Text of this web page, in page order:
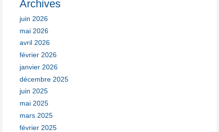
Archives
juin 2026
mai 2026
avril 2026
février 2026
janvier 2026
décembre 2025
juin 2025
mai 2025
mars 2025
février 2025